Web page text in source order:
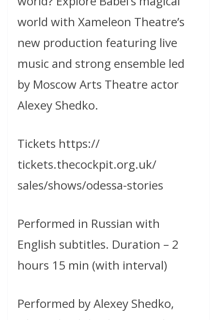
world with Xameleon Theatre’s
new production featuring live
music and strong ensemble led
by Moscow Arts Theatre actor
Alexey Shedko.
Tickets https://
tickets.thecockpit.org.uk/
sales/shows/odessa-stories
Performed in Russian with
English subtitles. Duration – 2
hours 15 min (with interval)
Performed by Alexey Shedko,